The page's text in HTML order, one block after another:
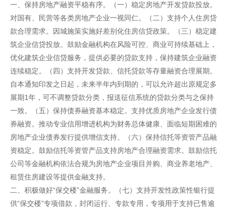
一、保持房地产融资平稳有序。（一）稳定房地产开发贷款投放。
对国有、民营等各类房地产企业一视同仁。（二）支持个人住房贷
款合理需求。因城施策实施好差别化住房信贷政策。（三）稳定建
筑企业信贷投放。鼓励金融机构在风险可控、商业可持续基础上，
优化建筑企业信贷服务，提供必要的贷款支持，保持建筑企业融资
连续稳定。（四）支持开发贷款、信托贷款等存量融资合理展期。
自本通知印发之日起，未来半年内到期的，可以允许超出原规定多
展期1年，可不调整贷款分类，报送征信系统的贷款分类与之保持
一致。（五）保持债券融资基本稳定。支持优质房地产企业发行债
券融资。推动专业信用增进机构为财务总体健康、面临短期困难的
房地产企业债券发行提供增信支持。（六）保持信托等资管产品融
资稳定。鼓励信托等资管产品支持房地产合理融资需求。鼓励信托
公司等金融机构依法合规为房地产企业项目并购、商业养老地产、
租赁住房建设等提供金融支持。
二、积极做好“保交楼”金融服务。（七）支持开发性政策性银行提
供“保交楼”专项借款，封闭运行、专款专用，专项用于支持已售逾